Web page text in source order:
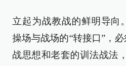
立起为战教战的鲜明导向
操场与战场的“转接口”，
战思想和老套的训法战法